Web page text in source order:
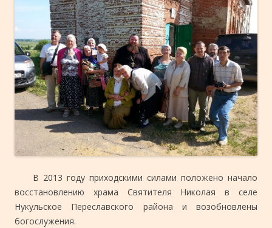
В 2013 году приходскими силами положено начало
восстановлению храма Святителя Николая в селе
Нукульское Переславского района и возобновлены
богослужения.